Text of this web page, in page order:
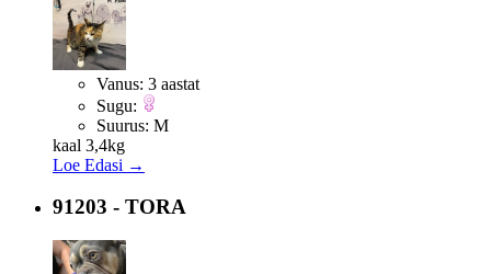
Vanus: 3 aastat
Sugu:
Suurus: M
kaal 3,4kg
Loe Edasi →
91203 - TORA